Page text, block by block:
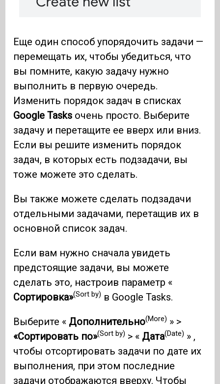
Еще один способ упорядочить задачи —
перемещать их, чтобы убедиться, что
вы помните, какую задачу нужно
выполнить в первую очередь.
Изменить порядок задач в списках
Google Tasks очень просто. Выберите
задачу и перетащите ее вверх или вниз.
Если вы решите изменить порядок
задач, в которых есть подзадачи, вы
тоже можете это сделать.
Вы также можете сделать подзадачи
отдельными задачами, перетащив их в
основной список задач.
Если вам нужно сначала увидеть
предстоящие задачи, вы можете
сделать это, настроив параметр «
Сортировка»(Sort by) в Google Tasks.
Выберите « Дополнительно(More) » >
«Сортировать по»(Sort by) > « Дата(Date) » ,
чтобы отсортировать задачи по дате их
выполнения, при этом последние
задачи отображаются вверху. Чтобы